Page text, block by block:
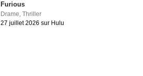
Furious
Drame,Thriller
27 juillet 2026 sur Hulu